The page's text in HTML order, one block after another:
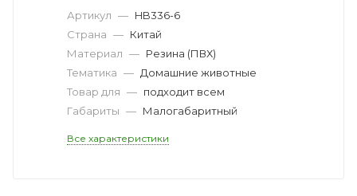
Артикул — HB336-6
Страна — Китай
Материал — Резина (ПВХ)
Тематика — Домашние животные
Товар для — подходит всем
Габариты — Малогабаритный
Все характеристики